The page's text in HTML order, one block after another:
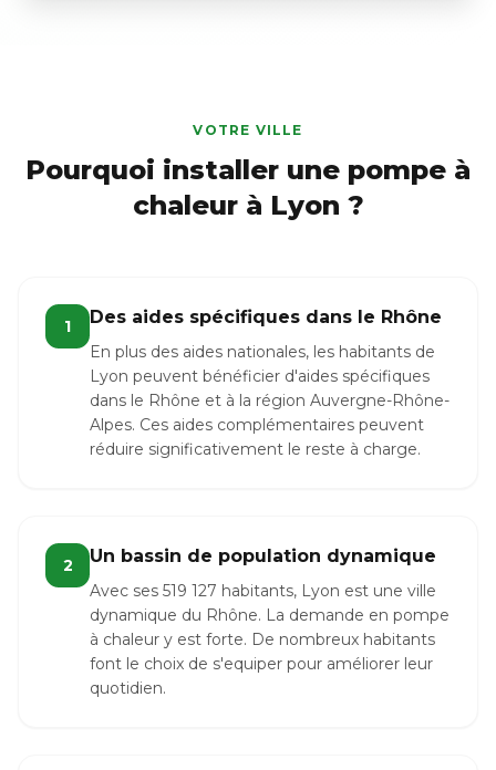
VOTRE VILLE
Pourquoi installer une pompe à
chaleur à Lyon ?
1 Des aides spécifiques dans le Rhône
En plus des aides nationales, les habitants de
Lyon peuvent bénéficier d'aides spécifiques
dans le Rhône et à la région Auvergne-Rhône-
Alpes. Ces aides complémentaires peuvent
réduire significativement le reste à charge.
2 Un bassin de population dynamique
Avec ses 519 127 habitants, Lyon est une ville
dynamique du Rhône. La demande en pompe
à chaleur y est forte. De nombreux habitants
font le choix de s'equiper pour améliorer leur
quotidien.